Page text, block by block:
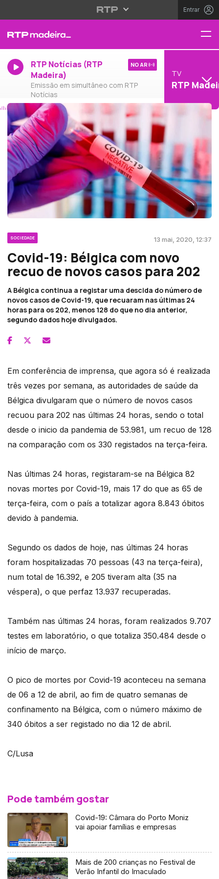
Entrar
RTP Notícias (RTP
Madeira)
Emissão em simultâneo com RTP
Notícias
NO AR
TV
RTP
SOCIEDADE 13 mai, 2020, 12:37
Covid-19: Bélgica com novo
recuo de novos casos para 202
A Bélgica continua a registar uma descida do número de
novos casos de Covid-19, que recuaram nas últimas 24
horas para os 202, menos 128 do que no dia anterior,
segundo dados hoje divulgados.
Em conferência de imprensa, que agora só é realizada
três vezes por semana, as autoridades de saúde da
Bélgica divulgaram que o número de novos casos
recuou para 202 nas últimas 24 horas, sendo o total
desde o inicio da pandemia de 53.981, um recuo de 128
na comparação com os 330 registados na terça-feira.
Nas últimas 24 horas, registaram-se na Bélgica 82
novas mortes por Covid-19, mais 17 do que as 65 de
terça-feira, com o país a totalizar agora 8.843 óbitos
devido à pandemia.
Segundo os dados de hoje, nas últimas 24 horas
foram hospitalizadas 70 pessoas (43 na terça-feira),
num total de 16.392, e 205 tiveram alta (35 na
véspera), o que perfaz 13.937 recuperadas.
Também nas últimas 24 horas, foram realizados 9.707
testes em laboratório, o que totaliza 350.484 desde o
início de março.
O pico de mortes por Covid-19 aconteceu na semana
de 06 a 12 de abril, ao fim de quatro semanas de
confinamento na Bélgica, com o número máximo de
340 óbitos a ser registado no dia 12 de abril.
C/Lusa
Pode também gostar
Covid-19: Câmara do Porto Moniz
vai apoiar famílias e empresas
Mais de 200 crianças no Festival de
Verão Infantil do Imaculado